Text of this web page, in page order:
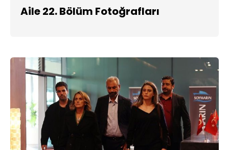
Aile 22. Bölüm Fotoğrafları